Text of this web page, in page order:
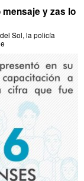
y zas lo
Sol, la policía